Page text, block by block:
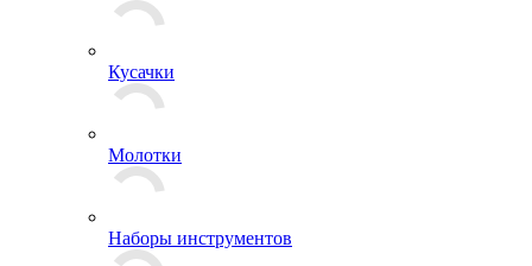
Кусачки
Молотки
Наборы инструментов